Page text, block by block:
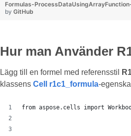
Formulas-
by GitHub
Hur man Använder
Lägg till en formel med referensstil
klassens Cell r1c1_formula-
from aspose.cells import